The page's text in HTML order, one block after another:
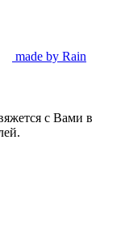
made by Rain
с Вами в